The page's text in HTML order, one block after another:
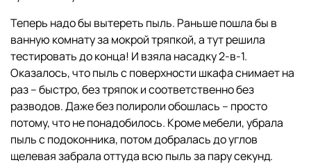
Теперь надо бы вытереть пыль. Раньше пошла бы в
ванную комнату за мокрой тряпкой, а тут решила
тестировать до конца! И взяла насадку 2-в-1.
Оказалось, что пыль с поверхности шкафа снимает на
раз – быстро, без тряпок и соответственно без
разводов. Даже без полироли обошлась – просто
потому, что не понадобилось. Кроме мебели, убрала
пыль с подоконника, потом добралась до углов
щелевая забрала оттуда всю пыль за пару секунд.